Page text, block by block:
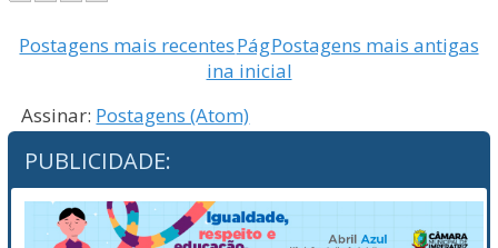
Postagens mais recentes Postagens mais antigas
Pág
ina inicial
Assinar: Postagens (Atom)
PUBLICIDADE: